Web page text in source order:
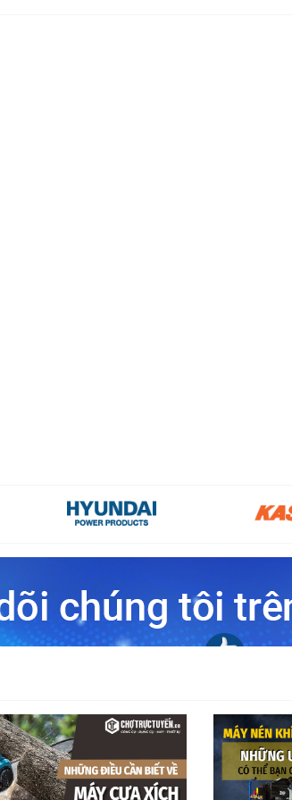
sức. Ngoài ra, bộ
có thể thoải mái
sinh, làm sạch ở nhiều
kim loại
kế tốt
bị tay cầm bằng kim
xử lý linh hoạt khi
nơi. Các phụ kiện được